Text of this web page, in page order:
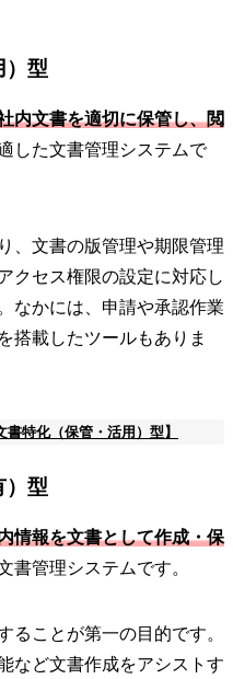
）型
内文書を適切に保管し、閲
した文書管理システムで
、文書の版管理や期限管理
クセス権限の設定に対応し
なかには、申請や承認作業
搭載したツールもありま
特化（保管・活用）型】
）型
情報を文書として作成・保
書管理システムです。
ることが第一の目的です。
など文書作成をアシストす